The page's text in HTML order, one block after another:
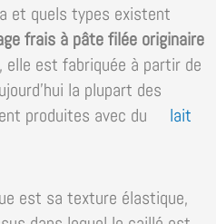
et quels types existent
frais à pâte filée originaire
elle est fabriquée à partir de
la plupart des
produites avec du
lait
est sa texture élastique,